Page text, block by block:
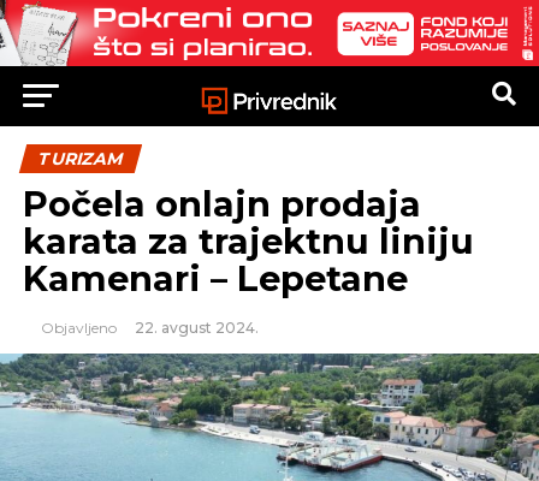
TURIZAM
Počela onlajn prodaja
karata za trajektnu liniju
Kamenari – Lepetane
Objavljeno 22. avgust 2024.